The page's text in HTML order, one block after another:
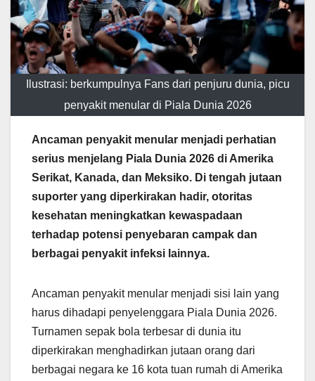
Ilustrasi: berkumpulnya Fans dari penjuru dunia, picu
penyakit menular di Piala Dunia 2026
Ancaman penyakit menular menjadi perhatian
serius menjelang Piala Dunia 2026 di Amerika
Serikat, Kanada, dan Meksiko. Di tengah jutaan
suporter yang diperkirakan hadir, otoritas
kesehatan meningkatkan kewaspadaan
terhadap potensi penyebaran campak dan
berbagai penyakit infeksi lainnya.
Ancaman penyakit menular menjadi sisi lain yang
harus dihadapi penyelenggara Piala Dunia 2026.
Turnamen sepak bola terbesar di dunia itu
diperkirakan menghadirkan jutaan orang dari
berbagai negara ke 16 kota tuan rumah di Amerika